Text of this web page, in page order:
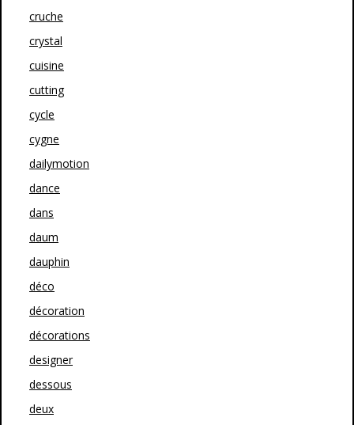
cruche
crystal
cuisine
cutting
cycle
cygne
dailymotion
dance
dans
daum
dauphin
déco
décoration
décorations
designer
dessous
deux